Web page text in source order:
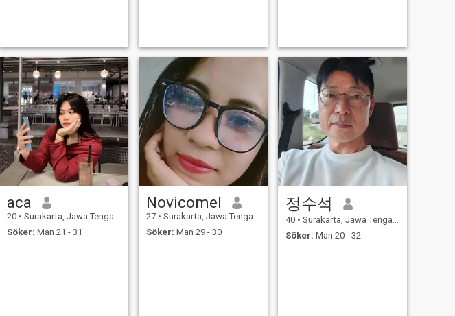
aca
20 • Surakarta, Jawa Tengah, Indonesien
Söker: Man 21 - 31
Novicomel
27 • Surakarta, Jawa Tengah, Indonesien
Söker: Man 29 - 30
정수석
40 • Surakarta, Jawa Tengah, Indonesien
Söker: Man 20 - 32